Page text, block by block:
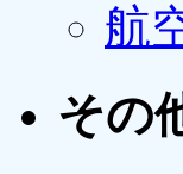
航
その